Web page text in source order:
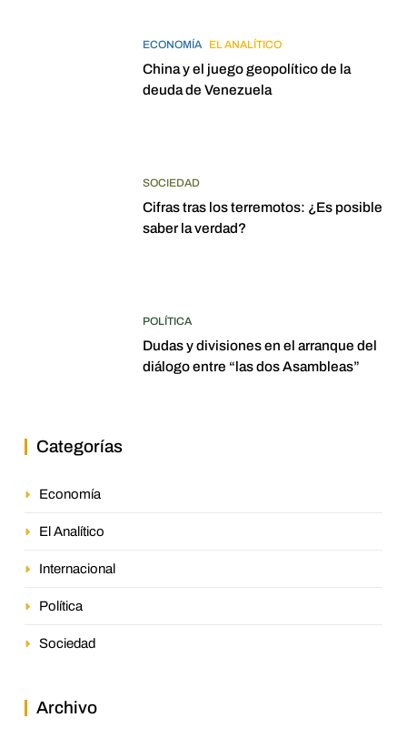
ECONOMÍA EL ANALÍTICO
China y el juego geopolítico de la
deuda de Venezuela
SOCIEDAD
Cifras tras los terremotos: ¿Es posible
saber la verdad?
POLÍTICA
Dudas y divisiones en el arranque del
diálogo entre “las dos Asambleas”
Categorías
Economía
El Analítico
Internacional
Política
Sociedad
Archivo